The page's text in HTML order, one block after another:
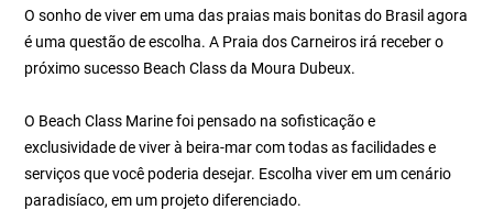
O sonho de viver em uma das praias mais bonitas do Brasil agora
é uma questão de escolha. A Praia dos Carneiros irá receber o
próximo sucesso Beach Class da Moura Dubeux.
O Beach Class Marine foi pensado na sofisticação e
exclusividade de viver à beira-mar com todas as facilidades e
serviços que você poderia desejar. Escolha viver em um cenário
paradisíaco, em um projeto diferenciado.